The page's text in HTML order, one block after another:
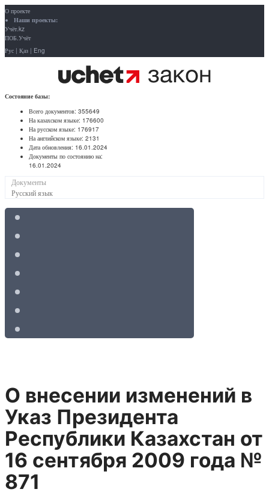
О проекте
Наши проекты:
Учёт.kz
ПОБ.Учёт
Рус | Қаз | Eng
Состояние базы:
Всего документов: 355649
На казахском языке: 176600
На русском языке: 176917
На английском языке: 2131
Дата обновления: 16.01.2024
Документы по состоянию на:
16.01.2024
Документы
Русский язык
О внесении изменений в
Указ Президента
Республики Казахстан от
16 сентября 2009 года №
871